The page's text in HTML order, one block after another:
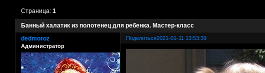
Банный халатик из полотенец для ребенка. Мастер-класс
Страница:1
Поделиться2021-01-11 13:53:39
dedmoroz
Администратор